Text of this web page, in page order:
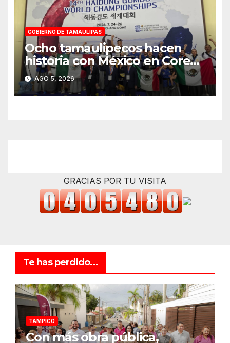
GOBIERNO DE TAMAULIPAS
Ocho tamaulipecos hacen
historia con México en Corea
del Sur; conquistan el primer
título mundial de Haidong
Gumdo
AGO 5, 2026
GRACIAS POR TU VISITA
Te has perdido...
TAMPICO
Con más obra pública,